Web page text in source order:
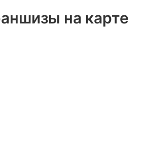
на карте